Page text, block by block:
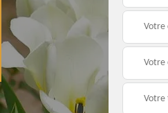
Taille de haie 56